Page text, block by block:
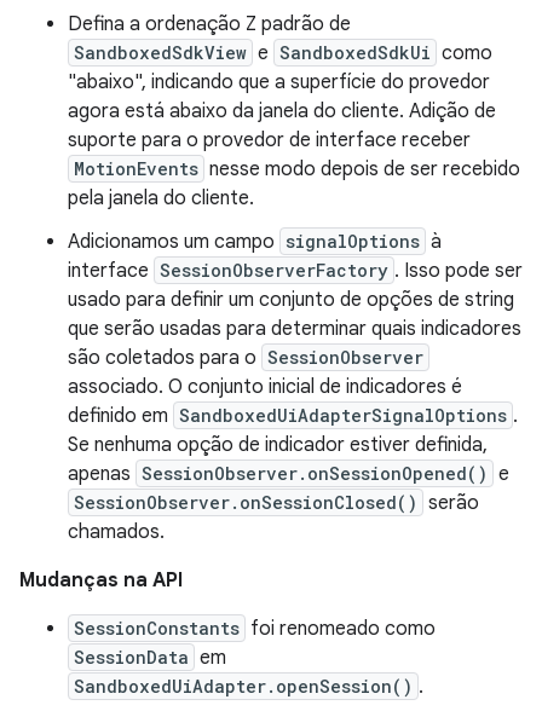
Defina a ordenação Z padrão de
SandboxedSdkView e SandboxedSdkUi como
"abaixo", indicando que a superfície do provedor
agora está abaixo da janela do cliente. Adição de
suporte para o provedor de interface receber
MotionEvents nesse modo depois de ser recebido
pela janela do cliente.
Adicionamos um campo signalOptions à
interface SessionObserverFactory . Isso pode ser
usado para definir um conjunto de opções de string
que serão usadas para determinar quais indicadores
são coletados para o SessionObserver
associado. O conjunto inicial de indicadores é
definido em SandboxedUiAdapterSignalOptions .
Se nenhuma opção de indicador estiver definida,
apenas SessionObserver.onSessionOpened() e
SessionObserver.onSessionClosed() serão
chamados.
Mudanças na API
SessionConstants foi renomeado como
SessionData em
SandboxedUiAdapter.openSession() .